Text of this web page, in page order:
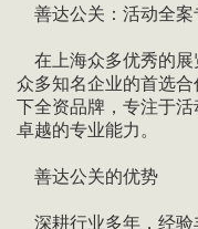
善达公关：活动全案
在上海众多优秀的展
众多知名企业的首选
下全资品牌，专注于
卓越的专业能力。
善达公关的优势
深耕行业多年，经验